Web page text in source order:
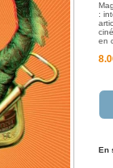
:
en
En